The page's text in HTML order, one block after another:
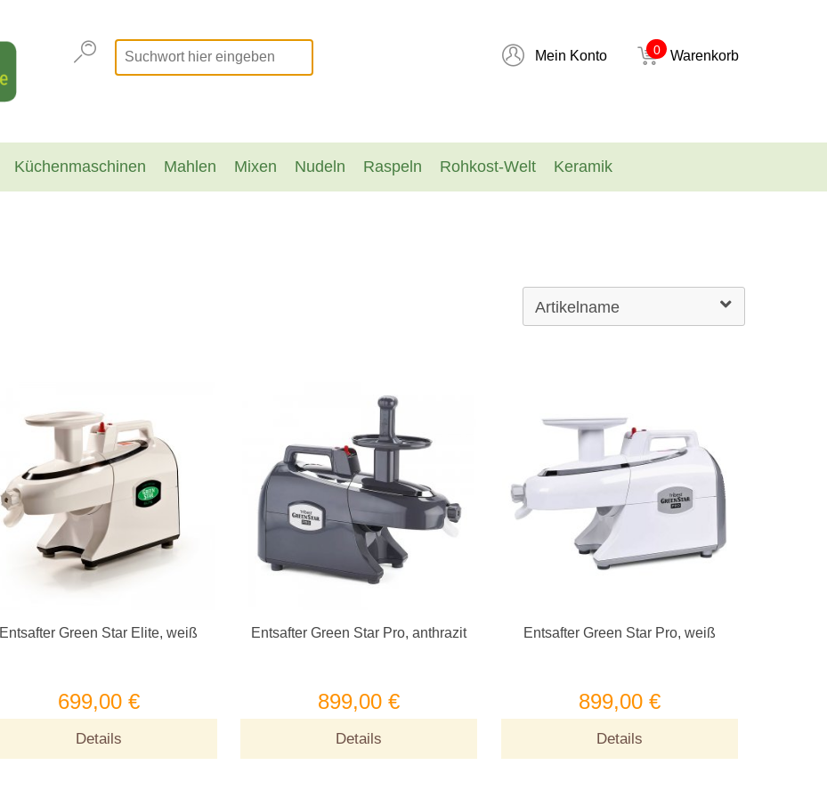
Mein Konto 0 Warenkorb
Küchenmaschinen Mahlen Mixen Nudeln Raspeln Rohkost-Welt Keramik
Entsafter Green Star Elite, weiß
699,00 €
Details
Entsafter Green Star Pro, anthrazit
899,00 €
Details
Entsafter Green Star Pro, weiß
899,00 €
Details